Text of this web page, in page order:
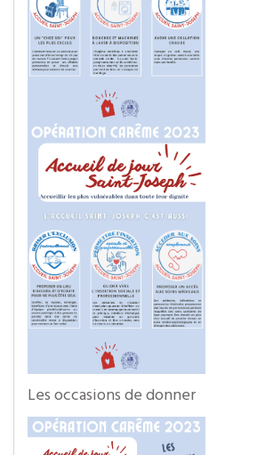
Les occasions de donner